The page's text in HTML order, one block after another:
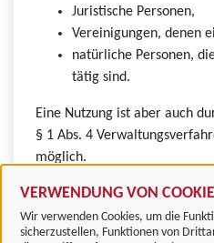
VERWENDUNG VON
Wir verwenden Cookies, um die
sicherzustellen, Funktionen von
Juristische Personen,
Vereinigungen, denen
natürliche Personen,
tätig sind.
Eine Nutzung ist aber auch
§ 1 Abs. 4
möglich.